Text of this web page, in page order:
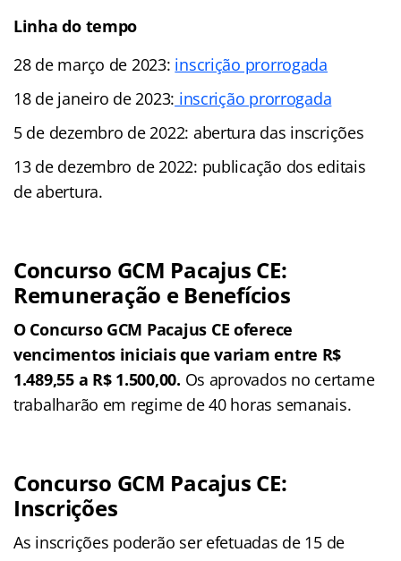
Linha do tempo
28 de março de 2023: inscrição prorrogada
18 de janeiro de 2023: inscrição prorrogada
5 de dezembro de 2022: abertura das inscrições
13 de dezembro de 2022: publicação dos editais
de abertura.
Concurso GCM Pacajus CE:
Remuneração e Benefícios
O Concurso GCM Pacajus CE oferece
vencimentos iniciais que variam entre R$
1.489,55 a R$ 1.500,00. Os aprovados no certame
trabalharão em regime de 40 horas semanais.
Concurso GCM Pacajus CE:
Inscrições
As inscrições poderão ser efetuadas de 15 de